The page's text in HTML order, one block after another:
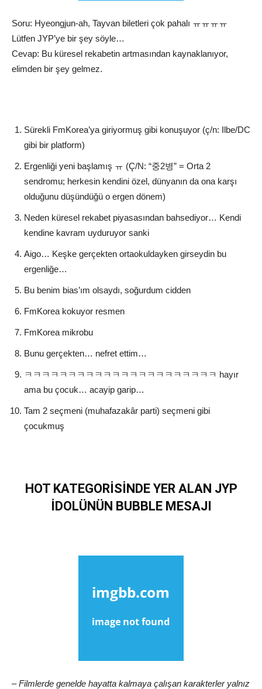
Soru: Hyeongjun-ah, Tayvan biletleri çok pahalı ㅠㅠㅠㅠ
Lütfen JYP’ye bir şey söyle…
Cevap: Bu küresel rekabetin artmasından kaynaklanıyor,
elimden bir şey gelmez.
Sürekli FmKorea’ya giriyormuş gibi konuşuyor (ç/n: Ilbe/DC
gibi bir platform)
Ergenliği yeni başlamış ㅠ (Ç/N: “중2병” = Orta 2
sendromu; herkesin kendini özel, dünyanın da ona karşı
olduğunu düşündüğü o ergen dönem)
Neden küresel rekabet piyasasından bahsediyor… Kendi
kendine kavram uyduruyor sanki
Aigo… Keşke gerçekten ortaokuldayken girseydin bu
ergenliğe…
Bu benim bias’ım olsaydı, soğurdum cidden
FmKorea kokuyor resmen
FmKorea mikrobu
Bunu gerçekten… nefret ettim…
ㅋㅋㅋㅋㅋㅋㅋㅋㅋㅋㅋㅋㅋㅋㅋㅋㅋㅋㅋㅋㅋㅋ hayır
ama bu çocuk… acayip garip…
Tam 2 seçmeni (muhafazakâr parti) seçmeni gibi
çocukmuş
HOT KATEGORİSİNDE YER ALAN JYP
İDOLÜNÜN BUBBLE MESAJI
– Filmlerde genelde hayatta kalmaya çalışan karakterler yalnız